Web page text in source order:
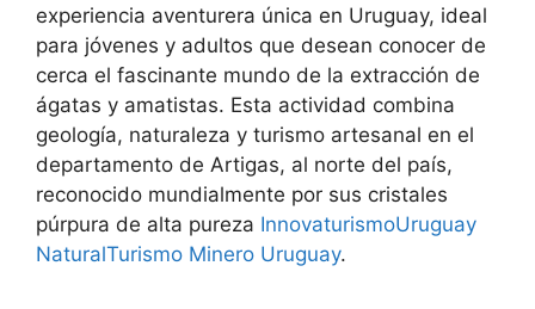
experiencia aventurera única en Uruguay, ideal
para jóvenes y adultos que desean conocer de
cerca el fascinante mundo de la extracción de
ágatas y amatistas. Esta actividad combina
geología, naturaleza y turismo artesanal en el
departamento de Artigas, al norte del país,
reconocido mundialmente por sus cristales
púrpura de alta pureza InnovaturismoUruguay
NaturalTurismo Minero Uruguay.